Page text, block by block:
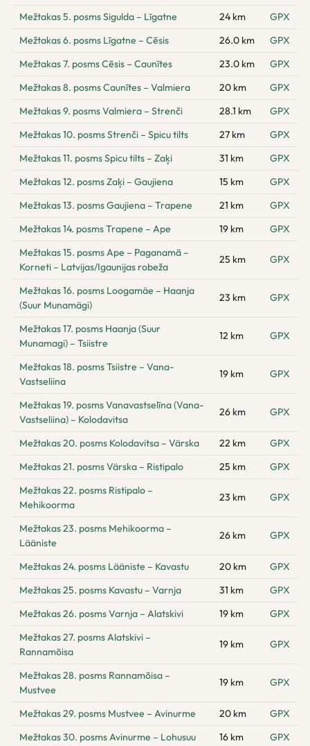
Mežtakas 5. posms Sigulda – Līgatne
24 km
GPX
Mežtakas 6. posms Līgatne – Cēsis
26.0 km
GPX
Mežtakas 7. posms Cēsis – Caunītes
23.0 km
GPX
Mežtakas 8. posms Caunītes – Valmiera
20 km
GPX
Mežtakas 9. posms Valmiera – Strenči
28.1 km
GPX
Mežtakas 10. posms Strenči – Spicu tilts
27 km
GPX
Mežtakas 11. posms Spicu tilts – Zaķi
31 km
GPX
Mežtakas 12. posms Zaķi – Gaujiena
15 km
GPX
Mežtakas 13. posms Gaujiena – Trapene
21 km
GPX
Mežtakas 14. posms Trapene – Ape
19 km
GPX
Mežtakas 15. posms Ape – Paganamā –
Korneti – Latvijas/Igaunijas robeža
25 km GPX
Mežtakas 16. posms Loogamäe – Haanja
(Suur Munamägi)
23 km GPX
Mežtakas 17. posms Haanja (Suur
Munamagi) – Tsiistre
12 km GPX
Mežtakas 18. posms Tsiistre – Vana-
Vastseliina
19 km GPX
Mežtakas 19. posms Vanavastselīna (Vana-
Vastseliina) – Kolodavitsa
26 km GPX
Mežtakas 20. posms Kolodavitsa – Värska 22 km
GPX
Mežtakas 21. posms Värska – Ristipalo
25 km
GPX
Mežtakas 22. posms Ristipalo –
Mehikoorma
23 km GPX
Mežtakas 23. posms Mehikoorma –
Lääniste
26 km GPX
Mežtakas 24. posms Lääniste – Kavastu 20 km
GPX
Mežtakas 25. posms Kavastu – Varnja
31 km
GPX
Mežtakas 26. posms Varnja – Alatskivi
19 km
GPX
Mežtakas 27. posms Alatskivi –
Rannamõisa
19 km GPX
Mežtakas 28. posms Rannamõisa –
Mustvee
19 km GPX
Mežtakas 29. posms Mustvee – Avinurme 20 km
GPX
Mežtakas 30. posms Avinurme – Lohusuu
16 km GPX